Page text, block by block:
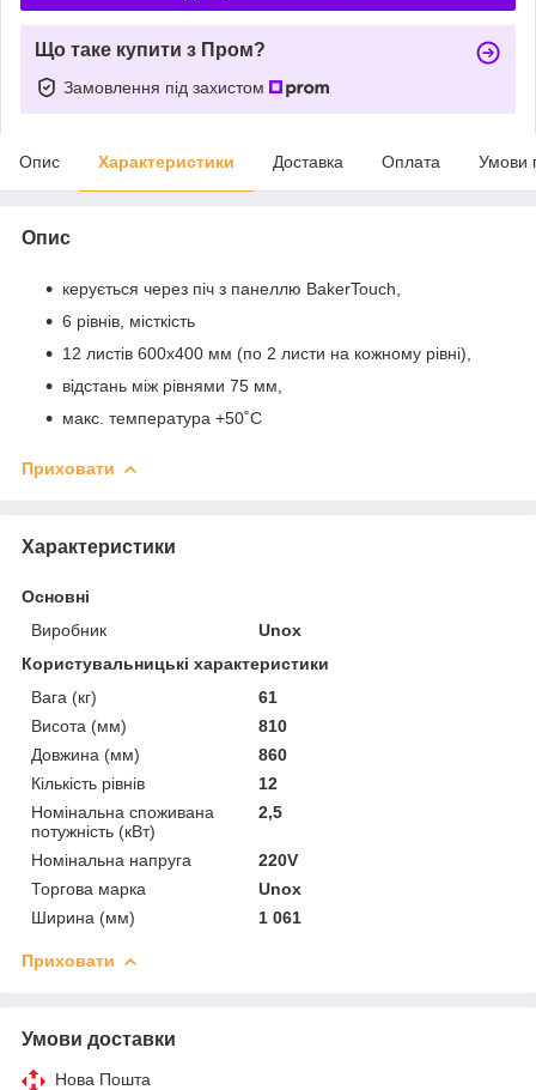
Що таке купити з Пром?
Замовлення під захистом
Опис Характеристики Доставка Оплата Умови
Опис
керується через піч з панеллю BakerTouch,
6 рівнів, місткість
12 листів 600х400 мм (по 2 листи на кожному рівні),
відстань між рівнями 75 мм,
макс. температура +50˚С
Приховати
Характеристики
Основні
Виробник
Unox
Користувальницькі характеристики
Вага (кг)
61
Висота (мм)
810
Довжина (мм)
860
Кількість рівнів
12
Номінальна споживана
потужність (кВт)
2,5
Номінальна напруга
220V
Торгова марка
Unox
Ширина (мм)
1 061
Приховати
Умови доставки
Нова Пошта